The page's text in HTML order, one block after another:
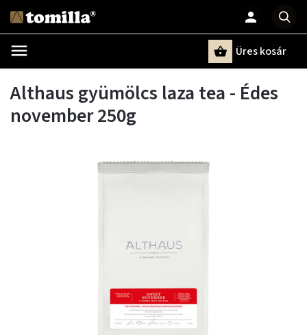
Üres kosár
Althaus gyümölcs laza tea - Édes
november 250g